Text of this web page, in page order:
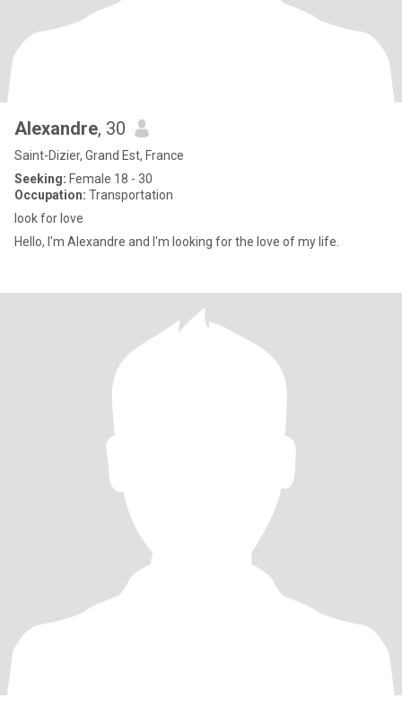
Alexandre, 30
Saint-Dizier, Grand Est, France
Seeking: Female 18 - 30
Occupation: Transportation
look for love
Hello, I'm Alexandre and I'm looking for the love of my life.